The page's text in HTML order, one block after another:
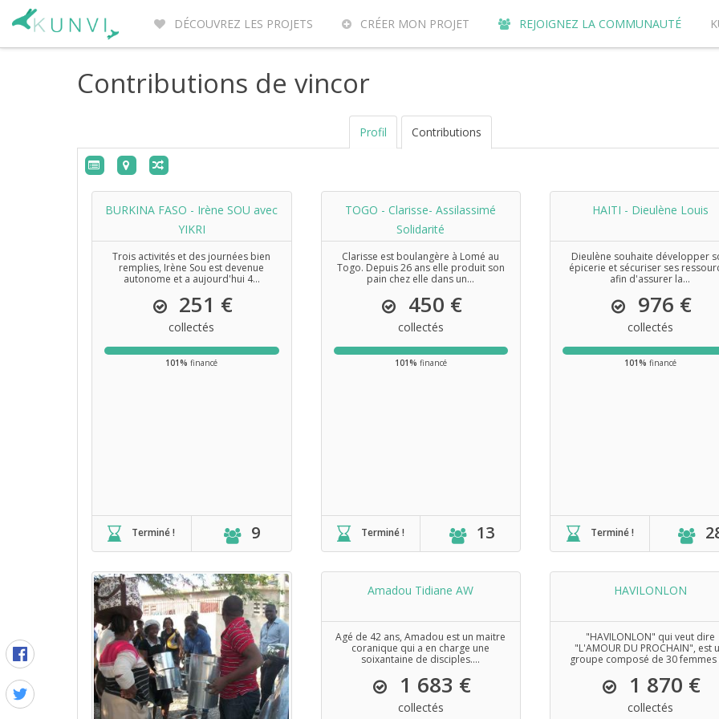
DÉCOUVREZ LES PROJETS CRÉER MON PROJET REJOIGNEZ LA COMMUNAUTÉ
ENTREPRENEURS DU MONDE
Contributions de vincor
Profil Contributions
BURKINA FASO - Irène SOU avec
YIKRI
Trois activités et des journées bien
remplies, Irène Sou est devenue
autonome et a aujourd'hui 4...
251 €
collectés
101% financé
Terminé ! 9
TOGO - Clarisse- Assilassimé
Solidarité
Clarisse est boulangère à Lomé au
Togo. Depuis 26 ans elle produit son
pain chez elle dans un...
450 €
collectés
101% financé
Terminé ! 13
HAITI - Dieulène Louis
Dieulène souhaite développer
épicerie et sécuriser ses
afin d'assurer la...
976 €
collectés
101% financé
Terminé !
Amadou Tidiane AW
Agé de 42 ans, Amadou est un maitre
coranique qui a en charge une
soixantaine de disciples....
1 683 €
collectés
HAVILONLON
"HAVILONLON" qui veut dire
"L'AMOUR DU PROCHAIN", est
groupe composé de 30 femmes
1 870 €
collectés